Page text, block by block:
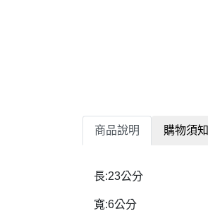
商品說明 購物須知
長:23公分
寬:6公分